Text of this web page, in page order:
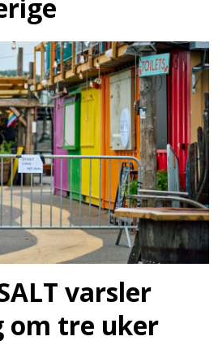
varsler
om tre uker